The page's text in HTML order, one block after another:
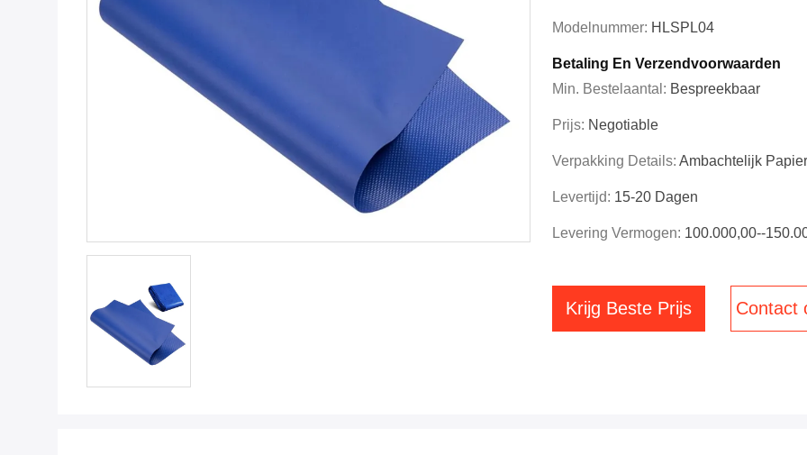
Modelnummer: HLSPL04
Betaling En Verzendvoorwaarden
Min. Bestelaantal: Bespreekbaar
Prijs: Negotiable
Verpakking Details: Ambachtelijk
Levertijd: 15-20 Dagen
Levering Vermogen: 100.000,00--
Krijg Beste Prijs Contact